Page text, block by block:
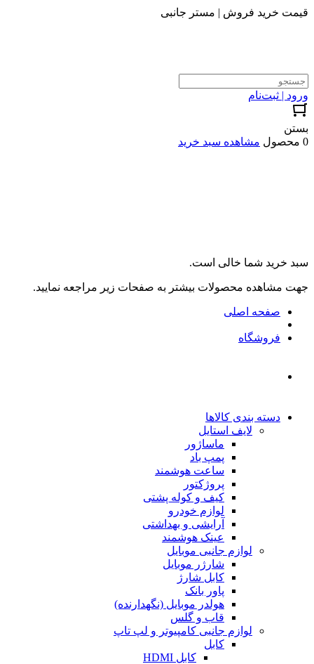
قیمت خرید فروش | مستر جانبی
ورود | ثبت‌نام
بستن
0 محصول
مشاهده سبد خرید
سبد خرید شما خالی است.
جهت مشاهده محصولات بیشتر به صفحات زیر مراجعه نمایید.
صفحه اصلی
فروشگاه
دسته بندی کالاها
لایف استایل
ماساژور
پمپ باد
ساعت هوشمند
پروژکتور
کیف و کوله پشتی
لوازم خودرو
آرایشی و بهداشتی
عینک هوشمند
لوازم جانبی موبایل
شارژر موبایل
کابل شارژ
پاور بانک
هولدر موبایل (نگهدارنده)
قاب و گلس
لوازم جانبی کامپیوتر و لپ تاپ
کابل
کابل HDMI